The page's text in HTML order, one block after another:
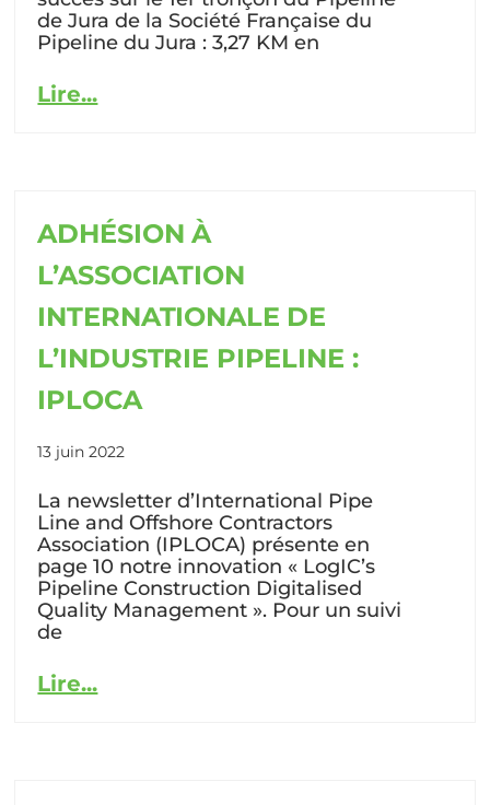
de Jura de la Société Française du
Pipeline du Jura : 3,27 KM en
Lire...
ADHÉSION À
L’ASSOCIATION
INTERNATIONALE DE
L’INDUSTRIE PIPELINE :
IPLOCA
13 juin 2022
La newsletter d’International Pipe
Line and Offshore Contractors
Association (IPLOCA) présente en
page 10 notre innovation « LogIC’s
Pipeline Construction Digitalised
Quality Management ». Pour un suivi
de
Lire...